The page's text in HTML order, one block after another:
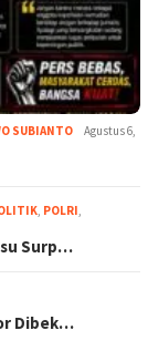
SUBIANTO
Agustus 6,
, POLRI,
Surp…
Dibek…